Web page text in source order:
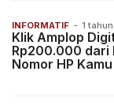
INFORMATIF - 1
Klik Amplop
Rp200.000 dari
Nomor HP